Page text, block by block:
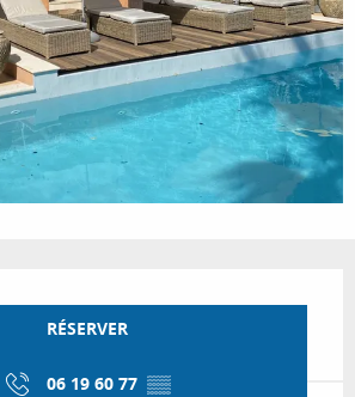
RÉSERVER
06 19 60 77 ▒▒